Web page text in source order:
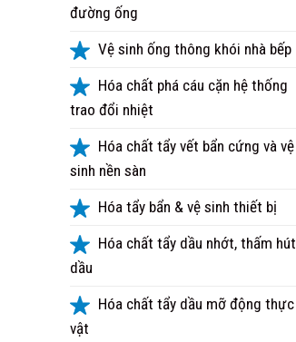
đường ống
Vệ sinh ống thông khói nhà bếp
Hóa chất phá cáu cặn hệ thống
trao đổi nhiệt
Hóa chất tẩy vết bẩn cứng và vệ
sinh nền sàn
Hóa tẩy bẩn & vệ sinh thiết bị
Hóa chất tẩy dầu nhớt, thấm hút
dầu
Hóa chất tẩy dầu mỡ động thực
vật